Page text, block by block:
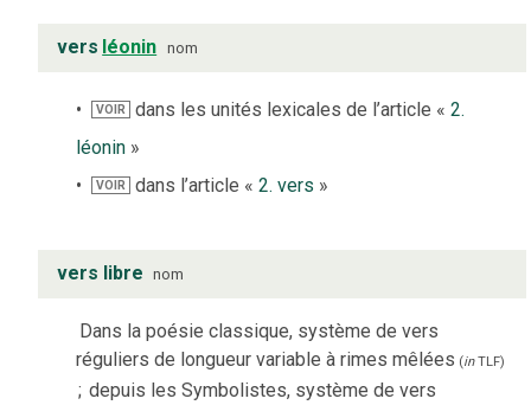
vers léonin nom
VOIR dans les unités lexicales de l’article «2.
léonin »
VOIR dans l’article «2. vers »
vers libre nom
Dans la poésie classique, système de vers
réguliers de longueur variable à rimes mêlées (inTLF)
; depuis les Symbolistes, système de vers